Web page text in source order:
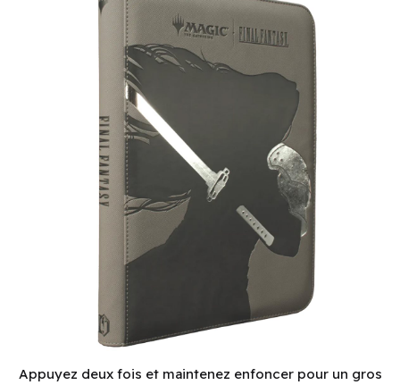
Appuyez deux fois et maintenez enfoncer pour un gros